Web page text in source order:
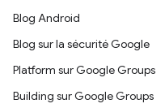
Blog Android
Blog sur la sécurité Google
Platform sur Google Groups
Building sur Google Groups